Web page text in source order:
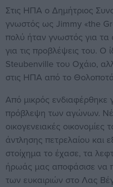
Στις ΗΠΑ ο Δημήτριος
γνωστός ως Jimmy «the
πολύ ήταν γνωστός για τα
για τις προβλέψεις του. Ο
Steubenville του Οχάιο,
στις ΗΠΑ από το
Από μικρός ενδιαφέρθηκε
πρόβλεψη των αγώνων.
οικογενειακές οικονομίες
άντλησης πετρελαίου και
στοίχημα το έχασε, τα
ήρωάς μας αποφάσισε να
των ευκαιριών στο Λας